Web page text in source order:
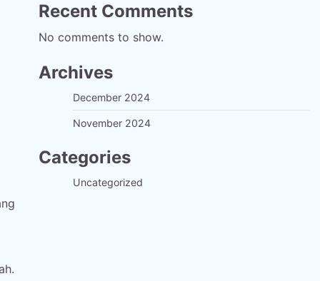
Recent Comments
No comments to show.
Archives
December 2024
November 2024
Categories
Uncategorized